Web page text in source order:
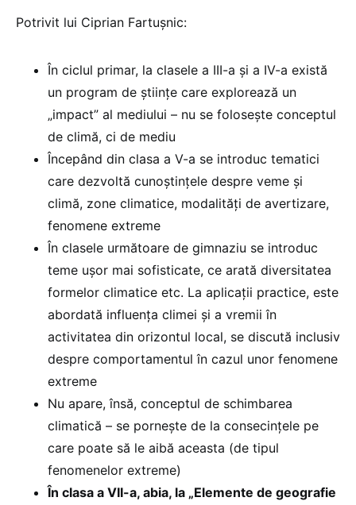
Potrivit lui Ciprian Fartușnic:
În ciclul primar, la clasele a III-a și a IV-a există
un program de științe care explorează un
„impact” al mediului – nu se folosește conceptul
de climă, ci de mediu
Începând din clasa a V-a se introduc tematici
care dezvoltă cunoștințele despre veme și
climă, zone climatice, modalități de avertizare,
fenomene extreme
În clasele următoare de gimnaziu se introduc
teme ușor mai sofisticate, ce arată diversitatea
formelor climatice etc. La aplicații practice, este
abordată influența climei și a vremii în
activitatea din orizontul local, se discută inclusiv
despre comportamentul în cazul unor fenomene
extreme
Nu apare, însă, conceptul de schimbarea
climatică – se pornește de la consecințele pe
care poate să le aibă aceasta (de tipul
fenomenelor extreme)
În clasa a VII-a, abia, la „Elemente de geografie